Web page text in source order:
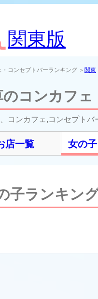
関東版
コンセプトバーランキング ＞ 関東
のコンカフ
コンカフェ,コンセプトバ
店一覧 女の
子ランキン